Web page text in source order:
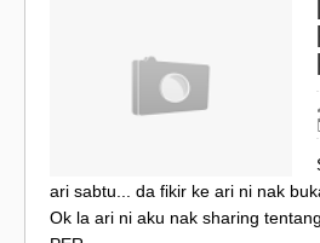
ari sabtu... da fikir ke ari ni nak
Ok la ari ni aku nak sharing